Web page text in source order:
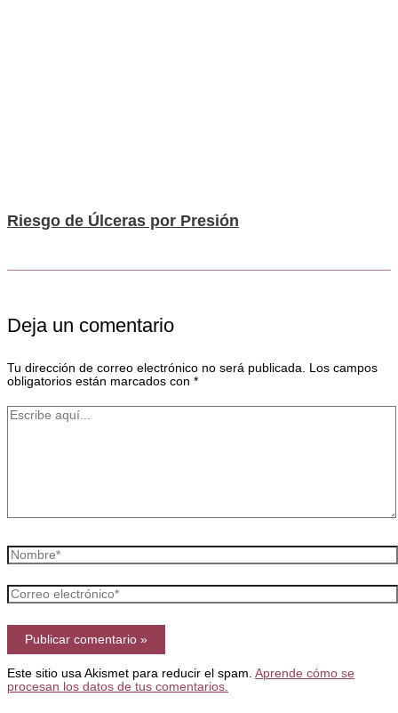
Riesgo de Úlceras por Presión
Deja un comentario
Tu dirección de correo electrónico no será publicada.
Los campos
obligatorios están marcados con *
Escribe
Nombre*
Correo
electrónico*
Este sitio usa Akismet para reducir el spam. Aprende cómo se
procesan los datos de tus comentarios.